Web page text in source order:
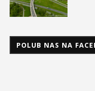
POLUB NAS NA